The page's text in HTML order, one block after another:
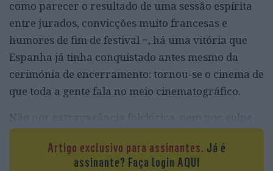
como parecer o resultado de uma sessão espírita
entre jurados, convicções muito francesas e
humores de fim de festival −, há uma vitória que
Espanha já tinha conquistado antes mesmo da
cerimónia de encerramento: tornou-se o cinema de
que toda a gente fala no meio cinematográfico.
Não por extravagância folclórica, nem por golpe
de marketing, nem por ter levado à Croisette uma
estrela internacional para sorrir durante três
Artigo exclusivo para assinantes. Já é
assinante? Faça login AQUI